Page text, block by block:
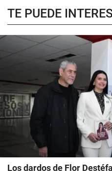
TE PUEDE
Los dardos de Flor